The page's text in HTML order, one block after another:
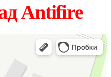
Antifire